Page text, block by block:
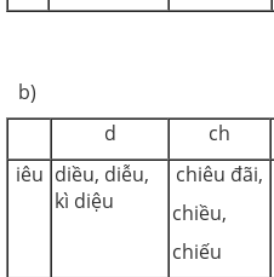
b)
d
ch
iêu diều, diễu,
kì diệu
chiêu đãi,
chiều,
chiếu